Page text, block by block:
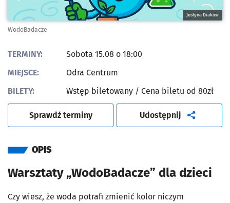
Justyna Diaków
WodoBadacze
TERMINY:
Sobota 15.08 o 18:00
MIEJSCE:
Odra Centrum
BILETY:
Wstęp biletowany / Cena biletu od 80zł
Sprawdź terminy Udostępnij artykuł
OPIS
Warsztaty „WodoBadacze” dla dzieci
Czy wiesz, że woda potrafi zmienić kolor niczym